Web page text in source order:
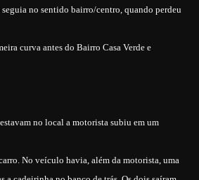
no sentido bairro/centro, quando perdeu
curva antes do Bairro Casa Verde e
no local a motorista subiu em um
No veículo havia, além da motorista, uma